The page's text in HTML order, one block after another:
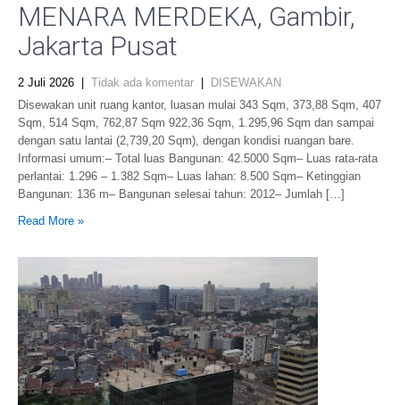
MENARA MERDEKA, Gambir,
Jakarta Pusat
2 Juli 2026 Tidak ada komentar
DISEWAKAN
Disewakan unit ruang kantor, luasan mulai 343 Sqm, 373,88 Sqm, 407
Sqm, 514 Sqm, 762,87 Sqm 922,36 Sqm, 1.295,96 Sqm dan sampai
dengan satu lantai (2,739,20 Sqm), dengan kondisi ruangan bare.
Informasi umum:– Total luas Bangunan: 42.5000 Sqm– Luas rata-rata
perlantai: 1.296 – 1.382 Sqm– Luas lahan: 8.500 Sqm– Ketinggian
Bangunan: 136 m– Bangunan selesai tahun: 2012– Jumlah […]
Read More »